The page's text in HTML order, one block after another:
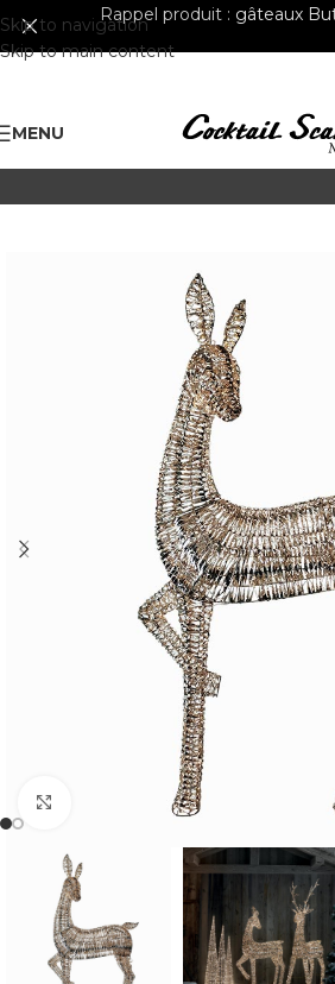
Skip to navigation
Skip to main content
Rappel produit : gâteaux
MENU
Cliquer pour agrandir